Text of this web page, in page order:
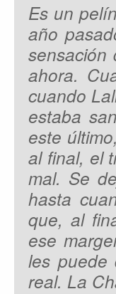
Es un
año
ahora.
cuando
estaba
este
al final, el
mal. Se
hasta
que, al
ese
les puede
real. La